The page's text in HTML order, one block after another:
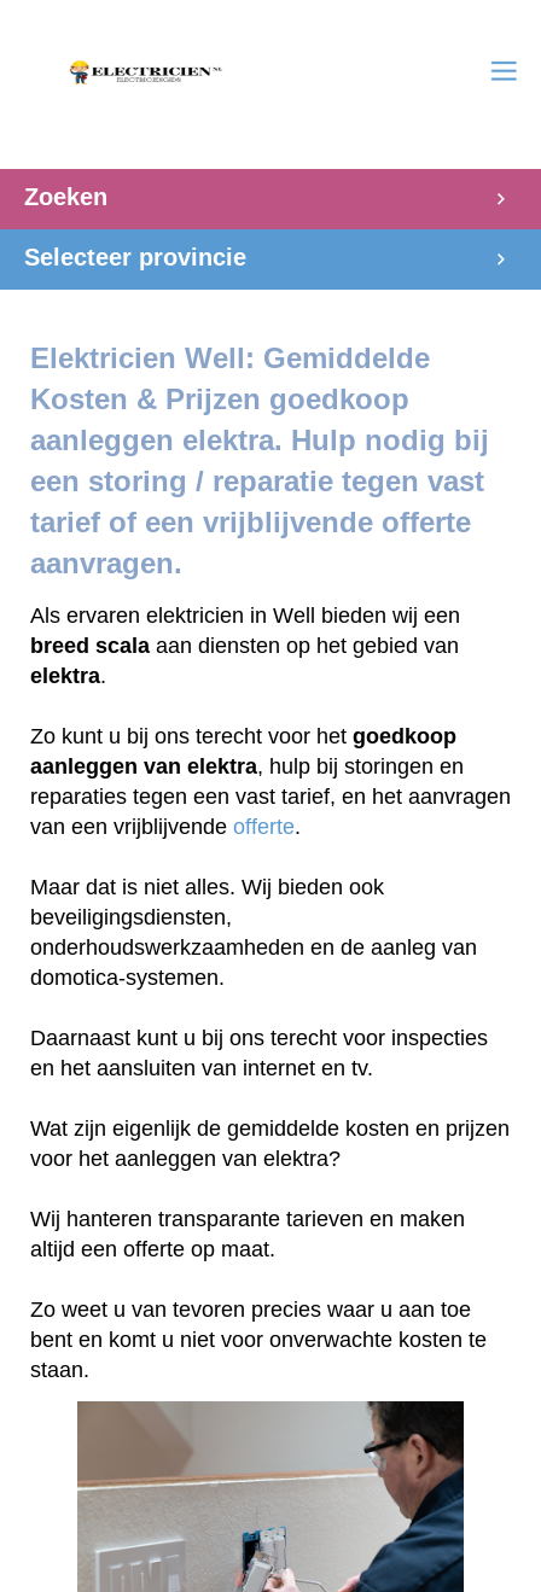
Zoeken
Selecteer provincie
Elektricien Well: Gemiddelde
Kosten & Prijzen goedkoop
aanleggen elektra. Hulp nodig bij
een storing / reparatie tegen vast
tarief of een vrijblijvende offerte
aanvragen.
Als ervaren elektricien in Well bieden wij een
breed scala aan diensten op het gebied van
elektra.
Zo kunt u bij ons terecht voor het goedkoop
aanleggen van elektra, hulp bij storingen en
reparaties tegen een vast tarief, en het aanvragen
van een vrijblijvende offerte.
Maar dat is niet alles. Wij bieden ook
beveiligingsdiensten,
onderhoudswerkzaamheden en de aanleg van
domotica-systemen.
Daarnaast kunt u bij ons terecht voor inspecties
en het aansluiten van internet en tv.
Wat zijn eigenlijk de gemiddelde kosten en prijzen
voor het aanleggen van elektra?
Wij hanteren transparante tarieven en maken
altijd een offerte op maat.
Zo weet u van tevoren precies waar u aan toe
bent en komt u niet voor onverwachte kosten te
staan.